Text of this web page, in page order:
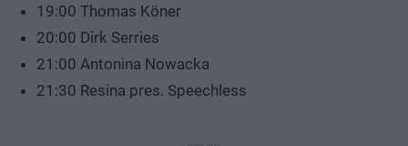
19:00 Thomas Köner
20:00 Dirk Serries
21:00 Antonina Nowacka
21:30 Resina pres. Speechless